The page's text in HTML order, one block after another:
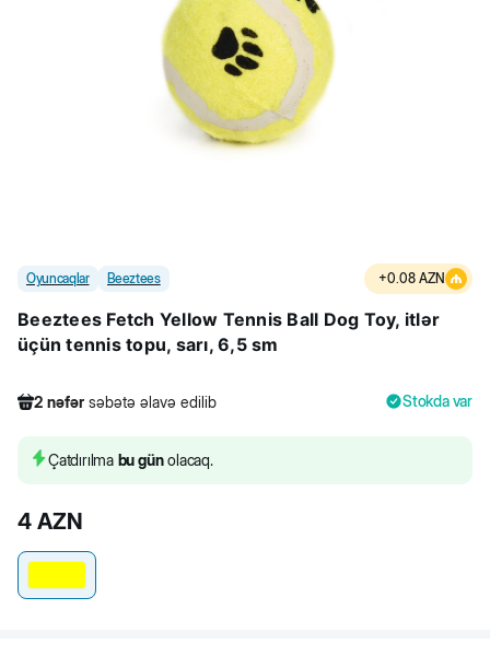
Oyuncaqlar Beeztees +0.08 AZN
Beeztees Fetch Yellow Tennis Ball Dog Toy, itlər
üçün tennis topu, sarı, 6,5 sm
2 nəfər səbətə əlavə edilib
1 nəfər məhsulu alıb
Stokda var
Çatdırılma bu günolacaq.
4 AZN